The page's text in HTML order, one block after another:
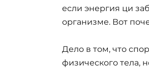
если энергия ци
организме. Вот
Дело в том, что
физического тела,